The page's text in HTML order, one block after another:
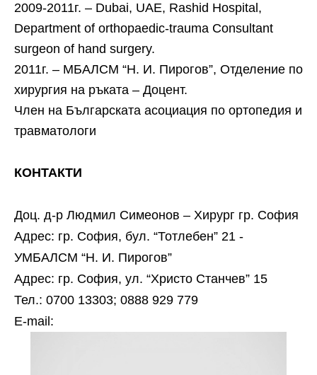
2009-2011г. – Dubai, UAE, Rashid Hospital,
Department of orthopaedic-trauma Consultant
surgeon of hand surgery.
2011г. – МБАЛСМ “Н. И. Пирогов”, Отделение по
хирургия на ръката – Доцент.
Член на Българската асоциация по ортопедия и
травматологи
КОНТАКТИ
Доц. д-р Людмил Симеонов – Хирург гр. София
Адрес: гр. София, бул. “Тотлебен” 21 -
УМБАЛСМ “Н. И. Пирогов”
Адрес: гр. София, ул. “Христо Станчев” 15
Тел.: 0700 13303; 0888 929 779
Е-mail: